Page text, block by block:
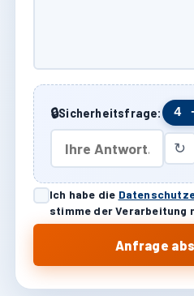
🔒Sicherheitsfrage: 4
↻
Ich habe die
stimme der Verarbeitung
Anfrage